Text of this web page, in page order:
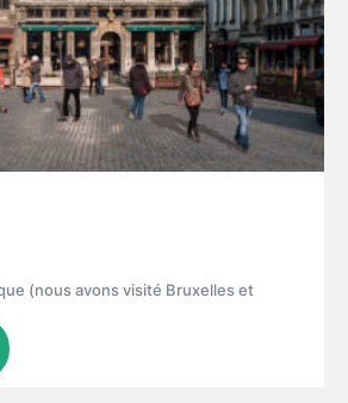
(nous avons visité Bruxelles et